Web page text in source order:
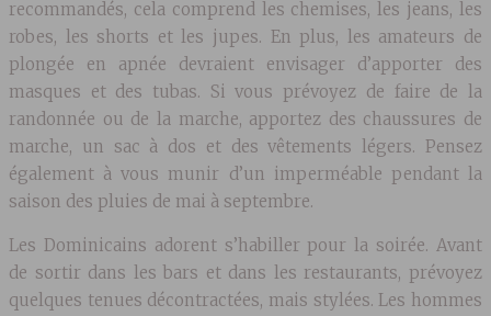
recommandés, cela comprend les chemises, les jeans, les
robes, les shorts et les jupes. En plus, les amateurs de
plongée en apnée devraient envisager d’apporter des
masques et des tubas. Si vous prévoyez de faire de la
randonnée ou de la marche, apportez des chaussures de
marche, un sac à dos et des vêtements légers. Pensez
également à vous munir d’un imperméable pendant la
saison des pluies de mai à septembre.
Les Dominicains adorent s’habiller pour la soirée. Avant
de sortir dans les bars et dans les restaurants, prévoyez
quelques tenues décontractées, mais stylées. Les hommes